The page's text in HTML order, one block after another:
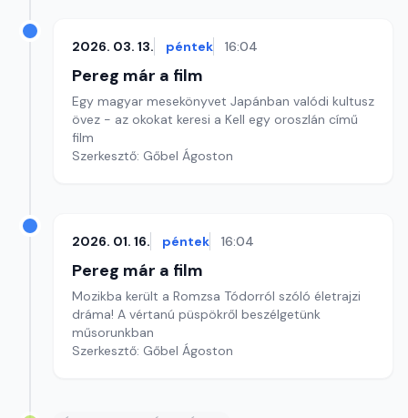
2026. 03. 13. péntek 16:04
Pereg már a film
Egy magyar mesekönyvet Japánban valódi kultusz
övez - az okokat keresi a Kell egy oroszlán című
film
Szerkesztő: Gőbel Ágoston
2026. 01. 16. péntek 16:04
Pereg már a film
Mozikba került a Romzsa Tódorról szóló életrajzi
dráma! A vértanú püspökről beszélgetünk
műsorunkban
Szerkesztő: Gőbel Ágoston